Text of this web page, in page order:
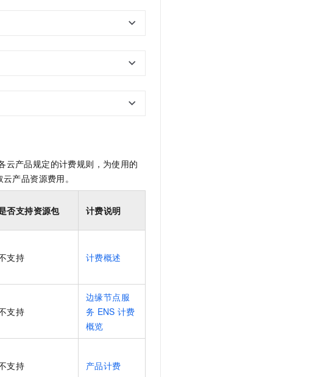
云产品规定的计费规则，为使用的
产品资源费用。
否支持资源包 计费说明
支持 计费概述
支持
边缘节点服
务 ENS 计费
概览
支持 产品计费